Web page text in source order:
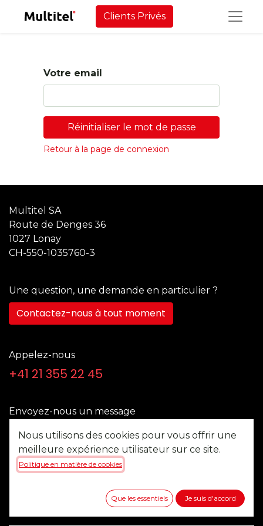
Clients Privés
Votre email
Réinitialiser le mot de passe
Retour à la page de connexion
Multitel SA
Route de Denges 36
1027 Lonay
CH-550-1035760-3
Une question, une demande en particulier ?
Contactez-nous à tout moment
Appelez-nous
+41 21 355 22 45
Envoyez-nous un message
b2b@multitel.ch
Nous utilisons des cookies pour vous offrir une
meilleure expérience utilisateur sur ce site.
Politique en matière de cookies
Que les essentiels Je suis d'accord